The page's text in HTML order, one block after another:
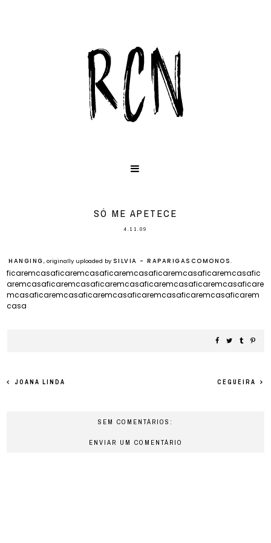
SÓ ME APETECE
4.11.09
HANGING, originally uploaded by SILVIA - RAPARIGASCOMONOS.
ficaremcasaficaremcasaficaremcasaficaremcasaficaremcasafic
aremcasaficaremcasaficaremcasaficaremcasaficaremcasaficare
mcasaficaremcasaficaremcasaficaremcasaficaremcasaficarem
casa
JOANA LINDA CEGUEIRA
SEM COMENTÁRIOS:
ENVIAR UM COMENTÁRIO